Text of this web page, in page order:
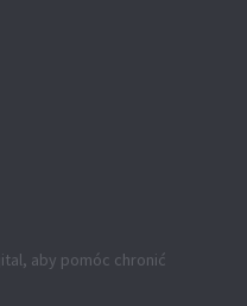
aby pomóc chronić